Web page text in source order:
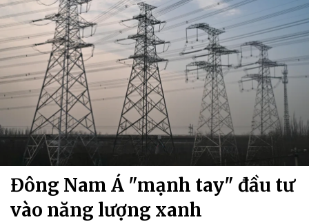
Đông Nam Á "mạnh tay" đầu tư
vào năng lượng xanh